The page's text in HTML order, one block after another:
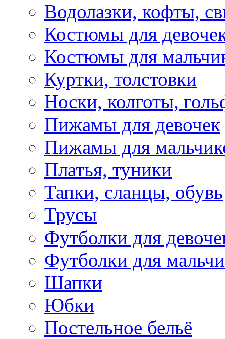
Водолазки, кофты,
Костюмы для
Костюмы для
Куртки, толстовки
Носки, колготы,
Пижамы для девочек
Пижамы для
Платья, туники
Тапки, сланцы, обувь
Трусы
Футболки для
Футболки для
Шапки
Юбки
Постельное бельё